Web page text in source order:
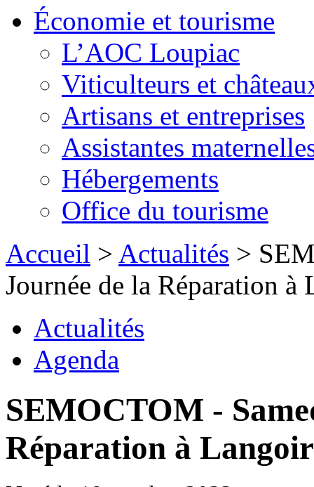
Économie et tourisme
L’AOC Loupiac
Viticulteurs et
Artisans et entreprises
Assistantes
Hébergements
Office du tourisme
Accueil > Actualités >
Journée de la Réparation à
Actualités
Agenda
SEMOCTOM -
Réparation à